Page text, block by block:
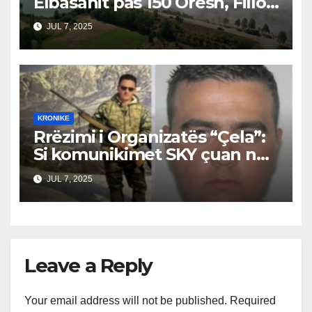
Vlerësimi i Dëmeve
JUL 7, 2025
KRONIKE
Rrëzimi i Organizatës “Çela”:
Si komunikimet SKY çuan në
prangosjen e bandës, Suel
Çela ende i lirë
JUL 7, 2025
Leave a Reply
Your email address will not be published. Required